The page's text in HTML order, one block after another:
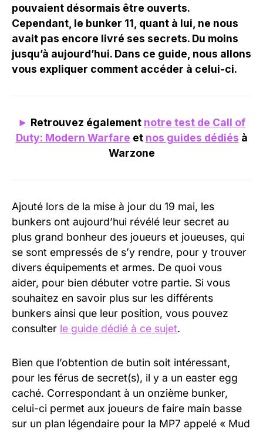
pouvaient désormais être ouverts.
Cependant, le bunker 11, quant à lui, ne nous
avait pas encore livré ses secrets. Du moins
jusqu’à aujourd’hui. Dans ce guide, nous allons
vous expliquer comment accéder à celui-ci.
► Retrouvez également notre test de Call of
Duty: Modern Warfare et nos guides dédiés à
Warzone
Ajouté lors de la mise à jour du 19 mai, les
bunkers ont aujourd’hui révélé leur secret au
plus grand bonheur des joueurs et joueuses, qui
se sont empressés de s’y rendre, pour y trouver
divers équipements et armes. De quoi vous
aider, pour bien débuter votre partie. Si vous
souhaitez en savoir plus sur les différents
bunkers ainsi que leur position, vous pouvez
consulter le guide dédié à ce sujet.
Bien que l’obtention de butin soit intéressant,
pour les férus de secret(s), il y a un easter egg
caché. Correspondant à un onzième bunker,
celui-ci permet aux joueurs de faire main basse
sur un plan légendaire pour la MP7 appelé « Mud